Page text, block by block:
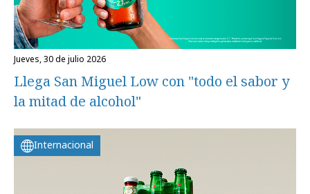
jueves, 30 de julio 2026
Llega San Miguel Low con "todo el sabor y
la mitad de alcohol"
Internacional